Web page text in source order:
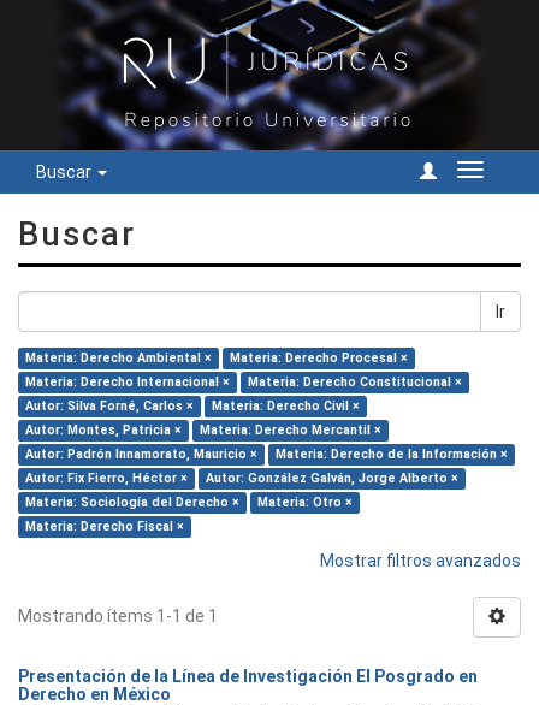
Buscar
Cambiar
Buscar
Ir
Materia: Derecho Ambiental ×
Materia: Derecho Procesal ×
Materia: Derecho Internacional ×
Materia: Derecho Constitucional ×
Autor: Silva Forné, Carlos ×
Materia: Derecho Civil ×
Autor: Montes, Patricia ×
Materia: Derecho Mercantil ×
Autor: Padrón Innamorato, Mauricio ×
Materia: Derecho de la Información ×
Autor: Fix Fierro, Héctor ×
Autor: González Galván, Jorge Alberto ×
Materia: Sociología del Derecho ×
Materia: Otro ×
Materia: Derecho Fiscal ×
Mostrar filtros avanzados
Mostrando ítems 1-1 de 1
Presentación de la Línea de Investigación El Posgrado en
Derecho en México